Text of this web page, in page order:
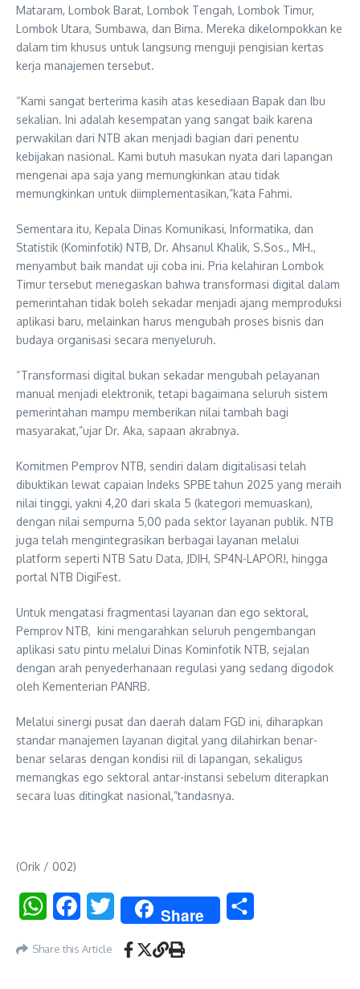
Mataram, Lombok Barat, Lombok Tengah, Lombok Timur,
Lombok Utara, Sumbawa, dan Bima. Mereka dikelompokkan ke
dalam tim khusus untuk langsung menguji pengisian kertas
kerja manajemen tersebut.
“Kami sangat berterima kasih atas kesediaan Bapak dan Ibu
sekalian. Ini adalah kesempatan yang sangat baik karena
perwakilan dari NTB akan menjadi bagian dari penentu
kebijakan nasional. Kami butuh masukan nyata dari lapangan
mengenai apa saja yang memungkinkan atau tidak
memungkinkan untuk diimplementasikan,”kata Fahmi.
Sementara itu, Kepala Dinas Komunikasi, Informatika, dan
Statistik (Kominfotik) NTB, Dr. Ahsanul Khalik, S.Sos., MH.,
menyambut baik mandat uji coba ini. Pria kelahiran Lombok
Timur tersebut menegaskan bahwa transformasi digital dalam
pemerintahan tidak boleh sekadar menjadi ajang memproduksi
aplikasi baru, melainkan harus mengubah proses bisnis dan
budaya organisasi secara menyeluruh.
“Transformasi digital bukan sekadar mengubah pelayanan
manual menjadi elektronik, tetapi bagaimana seluruh sistem
pemerintahan mampu memberikan nilai tambah bagi
masyarakat,”ujar Dr. Aka, sapaan akrabnya.
Komitmen Pemprov NTB, sendiri dalam digitalisasi telah
dibuktikan lewat capaian Indeks SPBE tahun 2025 yang meraih
nilai tinggi, yakni 4,20 dari skala 5 (kategori memuaskan),
dengan nilai sempurna 5,00 pada sektor layanan publik. NTB
juga telah mengintegrasikan berbagai layanan melalui
platform seperti NTB Satu Data, JDIH, SP4N-LAPOR!, hingga
portal NTB DigiFest.
Untuk mengatasi fragmentasi layanan dan ego sektoral,
Pemprov NTB, kini mengarahkan seluruh pengembangan
aplikasi satu pintu melalui Dinas Kominfotik NTB, sejalan
dengan arah penyederhanaan regulasi yang sedang digodok
oleh Kementerian PANRB.
Melalui sinergi pusat dan daerah dalam FGD ini, diharapkan
standar manajemen layanan digital yang dilahirkan benar-
benar selaras dengan kondisi riil di lapangan, sekaligus
memangkas ego sektoral antar-instansi sebelum diterapkan
secara luas ditingkat nasional,”tandasnya.
(Orik / 002)
WhatsAppFacebookTwitter Share
Share this Article